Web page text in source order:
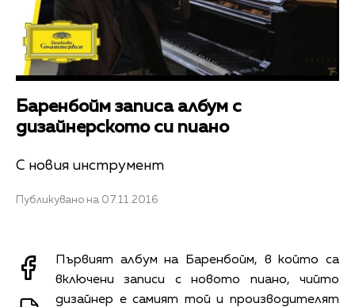
Баренбойм записа албум с
дизайнерското си пиано
С новия инструмент
Публикувано на 07.11.2016
Първият албум на Баренбойм, в който са
включени записи с новото пиано, чийто
дизайнер е самият той и производителят